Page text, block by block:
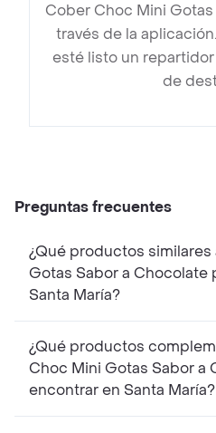
Cober Choc Mini
través de la
esté listo un
de
Preguntas frecuentes
¿Qué productos
Gotas Sabor a Chocolate
Santa María?
¿Qué productos
Choc Mini Gotas Sabor a
encontrar en Santa María?